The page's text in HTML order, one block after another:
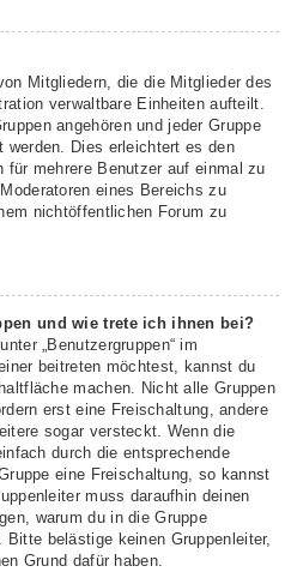
Mitgliedern, die die Mitglieder des
verwaltbare Einheiten aufteilt.
angehören und jeder Gruppe
werden. Dies erleichtert es den
für mehrere Benutzer auf einmal zu
eines Bereichs zu
nichtöffentlichen Forum zu
und wie trete ich ihnen bei?
„Benutzergruppen“ im
beitreten möchtest, kannst du
machen. Nicht alle Gruppen
erst eine Freischaltung, andere
sogar versteckt. Wenn die
durch die entsprechende
eine Freischaltung, so kannst
muss daraufhin deinen
warum du in die Gruppe
belästige keinen Gruppenleiter,
Grund dafür haben.